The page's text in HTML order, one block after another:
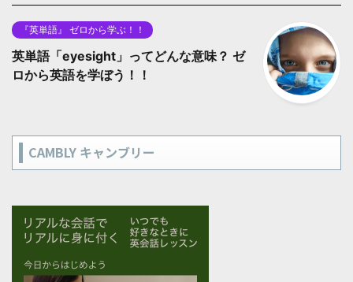
『英単語』 ゼロから学ぶ！！
英単語「eyesight」ってどんな意味？ ゼ
ロから英語を学ぼう！！
CAMBLY キャンブリー